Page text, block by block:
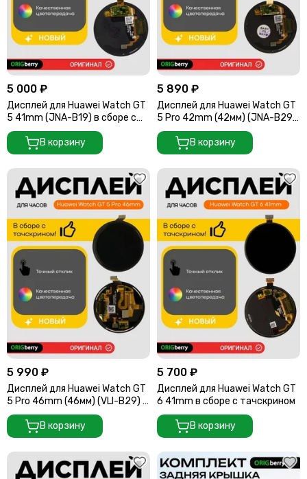
5 000 ₽
Дисплей для Huawei Watch GT
5 41mm (JNA-B19) в сборе с
тачскрином
В корзину
5 890 ₽
Дисплей для Huawei Watch GT
5 Pro 42mm (42мм) (JNA-B29)
в сборе с тачскрином
В корзину
5 990 ₽
Дисплей для Huawei Watch GT
5 Pro 46mm (46мм) (VLI-B29) в
сборе с тачскрином
В корзину
5 700 ₽
Дисплей для Huawei Watch GT
6 41mm в сборе с тачскрином
В корзину